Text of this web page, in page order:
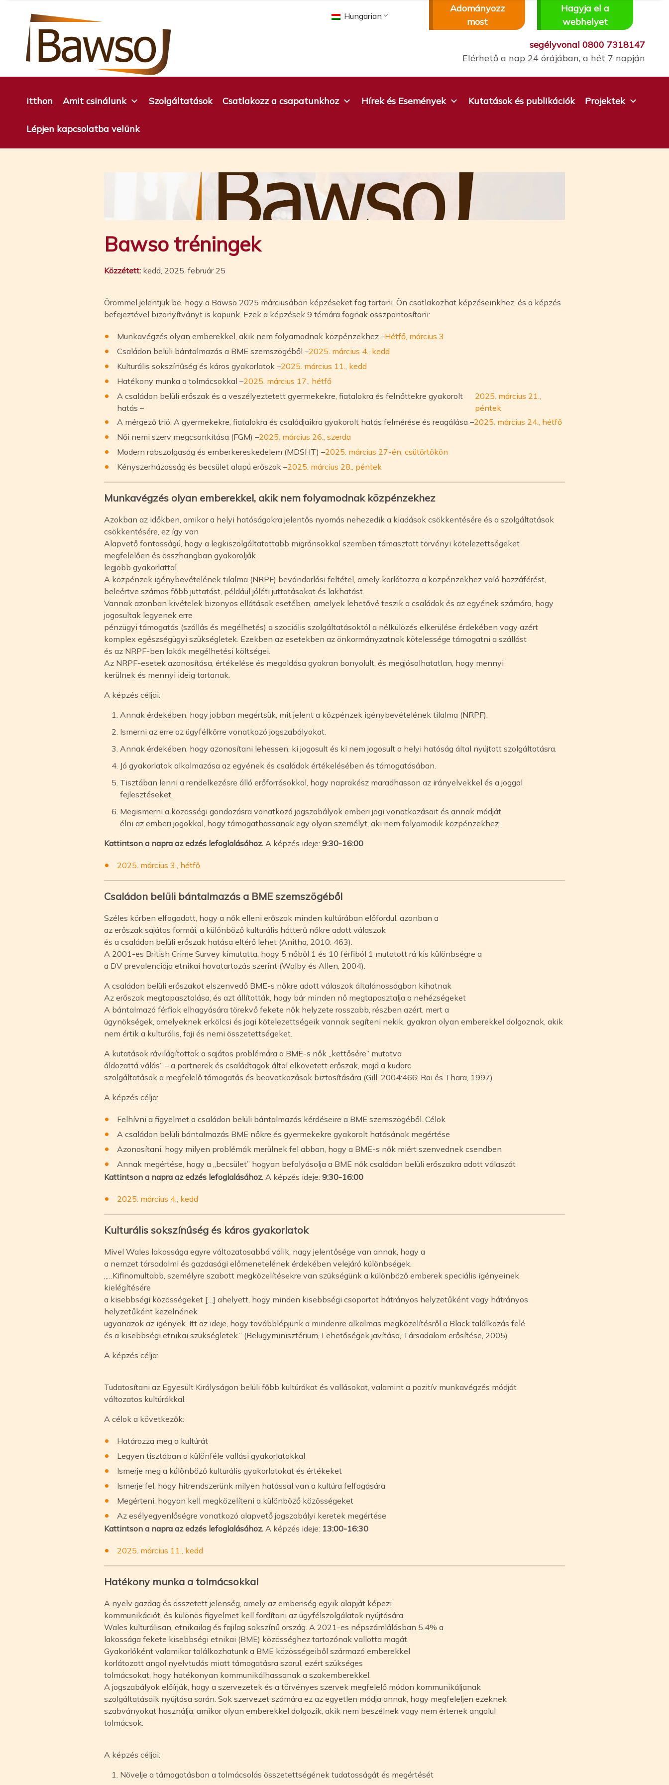
tartalomra
Hungarian
Adományozz
most
Hagyja el a
webhelyet
segélyvonal 0800 7318147
Elérhető a nap 24 órájában, a hét 7 napján
itthon Amit csinálunk Szolgáltatások Csatlakozz a csapatunkhoz Hírek és Események Kutatások és publikációk Projektek
Lépjen kapcsolatba velünk
Bawso tréningek
Közzétett: kedd, 2025. február 25
Örömmel jelentjük be, hogy a Bawso 2025 márciusában képzéseket fog tartani. Ön csatlakozhat képzéseinkhez, és a képzés
befejeztével bizonyítványt is kapunk. Ezek a képzések 9 témára fognak összpontosítani:
Munkavégzés olyan emberekkel, akik nem folyamodnak közpénzekhez –Hétfő, március 3
Családon belüli bántalmazás a BME szemszögéből –2025. március 4., kedd
Kulturális sokszínűség és káros gyakorlatok –2025. március 11., kedd
Hatékony munka a tolmácsokkal –2025. március 17., hétfő
A családon belüli erőszak és a veszélyeztetett gyermekekre, fiatalokra és felnőttekre gyakorolt
hatás –
2025. március 21.,
péntek
A mérgező trió: A gyermekekre, fiatalokra és családjaikra gyakorolt hatás felmérése és reagálása –2025. március 24., hétfő
Női nemi szerv megcsonkítása (FGM) –2025. március 26., szerda
Modern rabszolgaság és emberkereskedelem (MDSHT) –2025. március 27-én, csütörtökön
Kényszerházasság és becsület alapú erőszak –2025. március 28., péntek
Munkavégzés olyan emberekkel, akik nem folyamodnak közpénzekhez
Azokban az időkben, amikor a helyi hatóságokra jelentős nyomás nehezedik a kiadások csökkentésére és a szolgáltatások
csökkentésére, ez így van
Alapvető fontosságú, hogy a legkiszolgáltatottabb migránsokkal szemben támasztott törvényi kötelezettségeket
megfelelően és összhangban gyakorolják
legjobb gyakorlattal.
A közpénzek igénybevételének tilalma (NRPF) bevándorlási feltétel, amely korlátozza a közpénzekhez való hozzáférést,
beleértve számos főbb juttatást, például jóléti juttatásokat és lakhatást.
Vannak azonban kivételek bizonyos ellátások esetében, amelyek lehetővé teszik a családok és az egyének számára, hogy
jogosultak legyenek erre
pénzügyi támogatás (szállás és megélhetés) a szociális szolgáltatásoktól a nélkülözés elkerülése érdekében vagy azért
komplex egészségügyi szükségletek. Ezekben az esetekben az önkormányzatnak kötelessége támogatni a szállást
és az NRPF-ben lakók megélhetési költségei.
Az NRPF-esetek azonosítása, értékelése és megoldása gyakran bonyolult, és megjósolhatatlan, hogy mennyi
kerülnek és mennyi ideig tartanak.
A képzés céljai:
Annak érdekében, hogy jobban megértsük, mit jelent a közpénzek igénybevételének tilalma (NRPF).
Ismerni az erre az ügyfélkörre vonatkozó jogszabályokat.
Annak érdekében, hogy azonosítani lehessen, ki jogosult és ki nem jogosult a helyi hatóság által nyújtott szolgáltatásra.
Jó gyakorlatok alkalmazása az egyének és családok értékelésében és támogatásában.
Tisztában lenni a rendelkezésre álló erőforrásokkal, hogy naprakész maradhasson az irányelvekkel és a joggal
fejlesztéseket.
Megismerni a közösségi gondozásra vonatkozó jogszabályok emberi jogi vonatkozásait és annak módját
élni az emberi jogokkal, hogy támogathassanak egy olyan személyt, aki nem folyamodik közpénzekhez.
Kattintson a napra az edzés lefoglalásához. A képzés ideje: 9:30-16:00
2025. március 3., hétfő
Családon belüli bántalmazás a BME szemszögéből
Széles körben elfogadott, hogy a nők elleni erőszak minden kultúrában előfordul, azonban a
az erőszak sajátos formái, a különböző kulturális hátterű nőkre adott válaszok
és a családon belüli erőszak hatása eltérő lehet (Anitha, 2010: 463).
A 2001-es British Crime Survey kimutatta, hogy 5 nőből 1 és 10 férfiból 1 mutatott rá kis különbségre a
a DV prevalenciája etnikai hovatartozás szerint (Walby és Allen, 2004).
A családon belüli erőszakot elszenvedő BME-s nőkre adott válaszok általánosságban kihatnak
Az erőszak megtapasztalása, és azt állították, hogy bár minden nő megtapasztalja a nehézségeket
A bántalmazó férfiak elhagyására törekvő fekete nők helyzete rosszabb, részben azért, mert a
ügynökségek, amelyeknek erkölcsi és jogi kötelezettségeik vannak segíteni nekik, gyakran olyan emberekkel dolgoznak, akik
nem értik a kulturális, faji és nemi összetettségeket.
A kutatások rávilágítottak a sajátos problémára a BME-s nők „kettősére” mutatva
áldozattá válás” – a partnerek és családtagok által elkövetett erőszak, majd a kudarc
szolgáltatások a megfelelő támogatás és beavatkozások biztosítására (Gill, 2004:466; Rai és Thara, 1997).
A képzés célja:
Felhívni a figyelmet a családon belüli bántalmazás kérdéseire a BME szemszögéből. Célok
A családon belüli bántalmazás BME nőkre és gyermekekre gyakorolt hatásának megértése
Azonosítani, hogy milyen problémák merülnek fel abban, hogy a BME-s nők miért szenvednek csendben
Annak megértése, hogy a „becsület” hogyan befolyásolja a BME nők családon belüli erőszakra adott válaszát
Kattintson a napra az edzés lefoglalásához. A képzés ideje: 9:30-16:00
2025. március 4., kedd
Kulturális sokszínűség és káros gyakorlatok
Mivel Wales lakossága egyre változatosabbá válik, nagy jelentősége van annak, hogy a
a nemzet társadalmi és gazdasági előmenetelének érdekében velejáró különbségek.
„…Kifinomultabb, személyre szabott megközelítésekre van szükségünk a különböző emberek speciális igényeinek
kielégítésére
a kisebbségi közösségeket […] ahelyett, hogy minden kisebbségi csoportot hátrányos helyzetűként vagy hátrányos
helyzetűként kezelnének
ugyanazok az igények. Itt az ideje, hogy továbblépjünk a mindenre alkalmas megközelítésről a Black találkozás felé
és a kisebbségi etnikai szükségletek.” (Belügyminisztérium, Lehetőségek javítása, Társadalom erősítése, 2005)
A képzés célja:
Tudatosítani az Egyesült Királyságon belüli főbb kultúrákat és vallásokat, valamint a pozitív munkavégzés módját
változatos kultúrákkal.
A célok a következők:
Határozza meg a kultúrát
Legyen tisztában a különféle vallási gyakorlatokkal
Ismerje meg a különböző kulturális gyakorlatokat és értékeket
Ismerje fel, hogy hitrendszerünk milyen hatással van a kultúra felfogására
Megérteni, hogyan kell megközelíteni a különböző közösségeket
Az esélyegyenlőségre vonatkozó alapvető jogszabályi keretek megértése
Kattintson a napra az edzés lefoglalásához. A képzés ideje: 13:00-16:30
2025. március 11., kedd
Hatékony munka a tolmácsokkal
A nyelv gazdag és összetett jelenség, amely az emberiség egyik alapját képezi
kommunikációt, és különös figyelmet kell fordítani az ügyfélszolgálatok nyújtására.
Wales kulturálisan, etnikailag és fajilag sokszínű ország. A 2021-es népszámlálásban 5.4% a
lakossága fekete kisebbségi etnikai (BME) közösséghez tartozónak vallotta magát.
Gyakorlóként valamikor találkozhatunk a BME közösségeiből származó emberekkel
korlátozott angol nyelvtudás miatt támogatásra szorul, ezért szükséges
tolmácsokat, hogy hatékonyan kommunikálhassanak a szakemberekkel.
A jogszabályok előírják, hogy a szervezetek és a törvényes szervek megfelelő módon kommunikáljanak
szolgáltatásaik nyújtása során. Sok szervezet számára ez az egyetlen módja annak, hogy megfeleljen ezeknek
szabványokat használja, amikor olyan emberekkel dolgozik, akik nem beszélnek vagy nem értenek angolul
tolmácsok.
A képzés céljai:
Növelje a támogatásban a tolmácsolás összetettségének tudatosságát és megértését